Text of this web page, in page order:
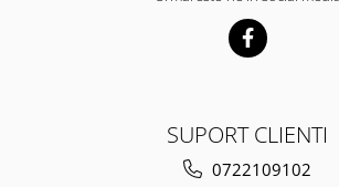
SUPORT CLIENTI
0722109102